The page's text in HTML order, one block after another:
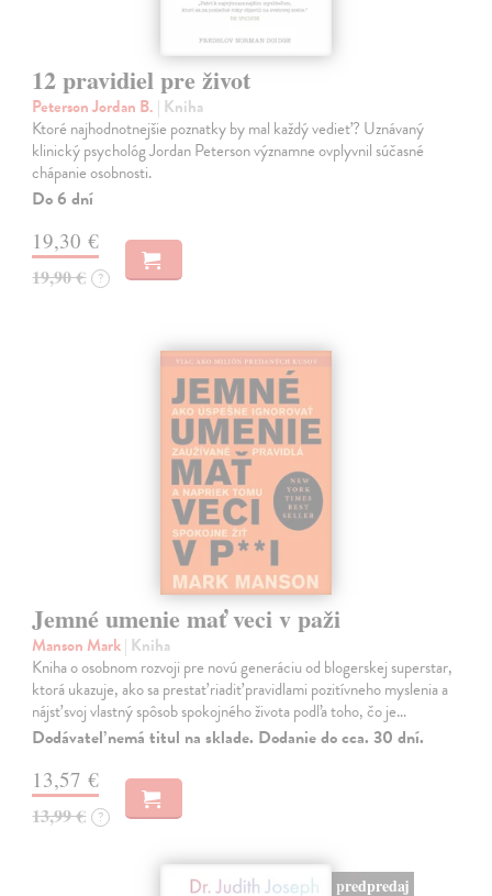
12 pravidiel pre život
Peterson Jordan B. | Kniha
Ktoré najhodnotnejšie poznatky by mal každý vedieť? Uznávaný
klinický psychológ Jordan Peterson významne ovplyvnil súčasné
chápanie osobnosti.
Do 6 dní
19,30 €
19,90 € ?
Jemné umenie mať veci v paži
Manson Mark| Kniha
Kniha o osobnom rozvoji pre novú generáciu od blogerskej superstar,
ktorá ukazuje, ako sa prestať riadiť pravidlami pozitívneho myslenia a
nájsť svoj vlastný spôsob spokojného života podľa toho, čo je…
Dodávateľ nemá titul na sklade. Dodanie do cca. 30 dní.
13,57 €
13,99 € ?
predpredaj